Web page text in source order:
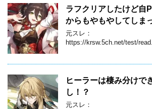
ラフクリアしたけど自
からもやもやしてしま
元スレ：
https://krsw.5ch.net/test/
ヒーラーは棲み分けで
し！？
元スレ：